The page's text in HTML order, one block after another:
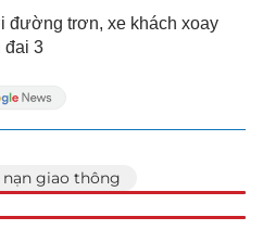
đường trơn, xe khách xoay
đai 3
giao thông